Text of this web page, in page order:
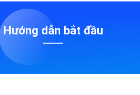
Hướng dẫn bắt đầu